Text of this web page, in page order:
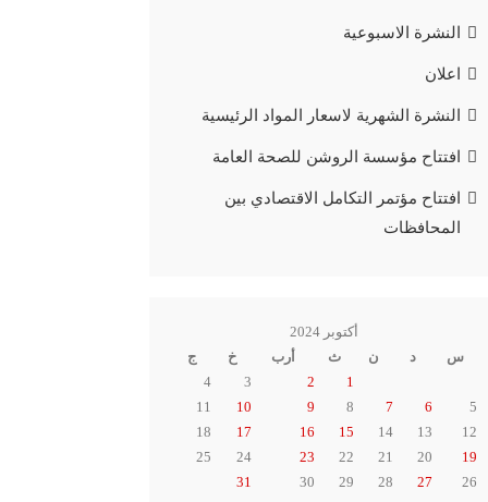
النشرة الاسبوعية
اعلان
النشرة الشهرية لاسعار المواد الرئيسية
افتتاح مؤسسة الروشن للصحة العامة
افتتاح مؤتمر التكامل الاقتصادي بين
المحافظات
أكتوبر 2024
س
د ن ث أرب خ
ج
1
2
3
4
5
6
7
8
9
10
11
12
13
14
15
16
17
18
19
20
21
22
23
24
25
26
27
28
29
30
31